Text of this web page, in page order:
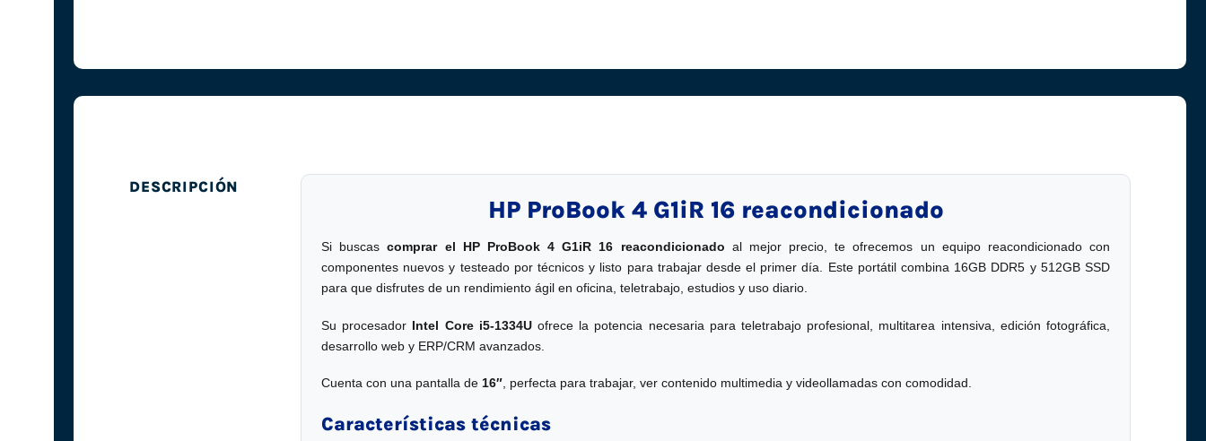
DESCRIPCIÓN
HP ProBook 4 G1iR 16 reacondicionado
Si buscascomprar el HP ProBook 4 G1iR 16 reacondicionado al mejor precio, te ofrecemos un equipo reacondicionado con
componentes nuevos y testeado por técnicos y listo para trabajar desde el primer día. Este portátil combina 16GB DDR5 y 512GB SSD
para que disfrutes de un rendimiento ágil en oficina, teletrabajo, estudios y uso diario.
Su procesador Intel Core i5-1334Uofrece la potencia necesaria para teletrabajo profesional, multitarea intensiva, edición fotográfica,
desarrollo web y ERP/CRM avanzados.
Cuenta con una pantalla de 16″ , perfecta para trabajar, ver contenido multimedia y videollamadas con comodidad.
Características técnicas